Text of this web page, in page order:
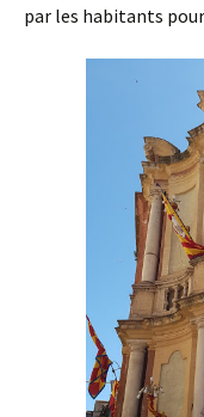
par les habitants